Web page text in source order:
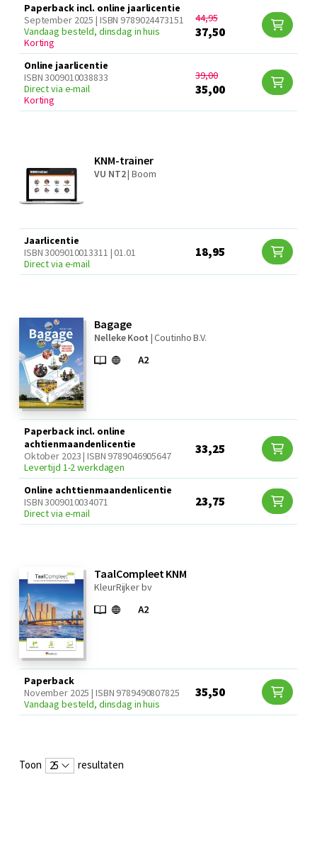
Paperback incl. online jaarlicentie
September 2025 | ISBN 9789024473151
Vandaag besteld, dinsdag in huis
Korting
44,95
37,50
Online jaarlicentie
ISBN 3009010038833
Direct via e-mail
Korting
39,00
35,00
KNM-trainer
VU NT2|Boom
Jaarlicentie
ISBN 3009010013311 | 01.01
Direct via e-mail
18,95
Bagage
Nelleke Koot |Coutinho B.V.
Paperback incl. online
achtienmaandenlicentie
Oktober 2023 | ISBN 9789046905647
Levertijd 1-2 werkdagen
33,25
Online achttienmaandenlicentie
ISBN 3009010034071
Direct via e-mail
23,75
TaalCompleet KNM
KleurRijker bv
Paperback
November 2025 | ISBN 9789490807825
Vandaag besteld, dinsdag in huis
35,50
Toon 25 resultaten